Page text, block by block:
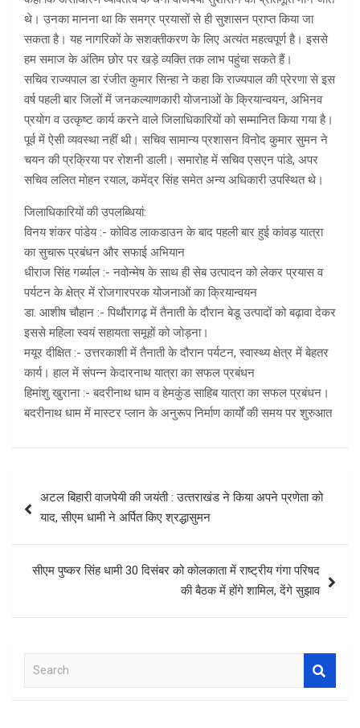
थे। उनका मानना था कि समग्र प्रयासों से ही सुशासन प्राप्त किया जा
सकता है। यह नागरिकों के सशक्तीकरण के लिए अत्यंत महत्वपूर्ण है। इससे
हम समाज के अंतिम छोर पर खड़े व्यक्ति तक लाभ पहुंचा सकते हैं।
सचिव राज्यपाल डा रंजीत कुमार सिन्हा ने कहा कि राज्यपाल की प्रेरणा से इस
वर्ष पहली बार जिलों में जनकल्याणकारी योजनाओं के क्रियान्वयन, अभिनव
प्रयोग व उत्कृष्ट कार्य करने वाले जिलाधिकारियों को सम्मानित किया गया है।
पूर्व में ऐसी व्यवस्था नहीं थी। सचिव सामान्य प्रशासन विनोद कुमार सुमन ने
चयन की प्रक्रिया पर रोशनी डाली। समारोह में सचिव एसएन पांडे, अपर
सचिव ललित मोहन रयाल, कमेंद्र सिंह समेत अन्य अधिकारी उपस्थित थे।
जिलाधिकारियों की उपलब्धियां:
विनय शंकर पांडेय :- कोविड लाकडाउन के बाद पहली बार हुई कांवड़ यात्रा
का सुचारू प्रबंधन और सफाई अभियान
धीराज सिंह गर्ब्याल :- नवोन्मेष के साथ ही सेब उत्पादन को लेकर प्रयास व
पर्यटन के क्षेत्र में रोजगारपरक योजनाओं का क्रियान्वयन
डा. आशीष चौहान :- पिथौरागढ़ में तैनाती के दौरान बेडू उत्पादों को बढ़ावा देकर
इससे महिला स्वयं सहायता समूहों को जोड़ना।
मयूर दीक्षित :- उत्तरकाशी में तैनाती के दौरान पर्यटन, स्वास्थ्य क्षेत्र में बेहतर
कार्य। हाल में संपन्न केदारनाथ यात्रा का सफल प्रबंधन
हिमांशु खुराना :- बदरीनाथ धाम व हेमकुंड साहिब यात्रा का सफल प्रबंधन।
बदरीनाथ धाम में मास्टर प्लान के अनुरूप निर्माण कार्यों की समय पर शुरुआत
navigation
अटल बिहारी वाजपेयी की जयंती : उत्‍तराखंड ने किया अपने प्रणेता को
याद, सीएम धामी ने अर्पित किए श्रद्धासुमन
सीएम पुष्कर सिंह धामी 30 दिसंबर को कोलकाता में राष्ट्रीय गंगा परिषद
की बैठक में होंगे शामिल, देंगे सुझाव
a